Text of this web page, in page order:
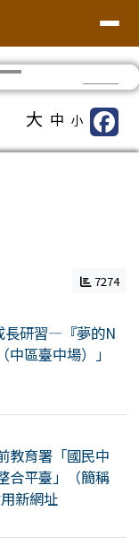
大 中 小
7274
長研習—『夢的N
區臺中場）」
教育署「國民中
合平臺」（簡稱
新網址